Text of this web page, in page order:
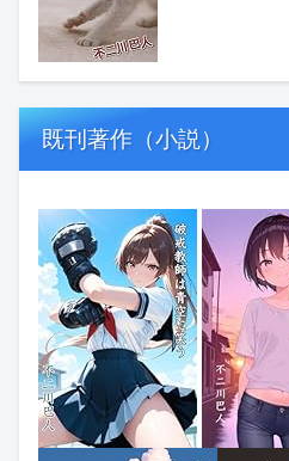
既刊著作（小説）